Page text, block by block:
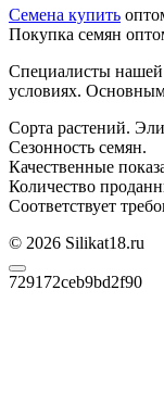
Семена купить
Покупка семян
Специалисты нашей
условиях.
Сорта растений.
Сезонность семян.
Качественные
Количество
Соответствует
© 2026 Silikat18.ru
729172ceb9bd2f90